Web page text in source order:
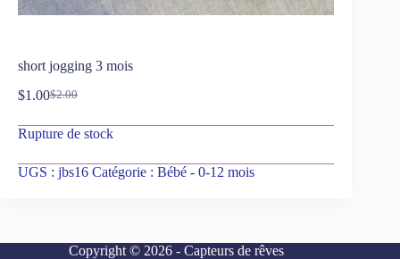
short jogging 3 mois
$2.00
$1.00
Rupture de stock
UGS : jbs16 Catégorie : Bébé - 0-12 mois
Copyright © 2026 - Capteurs de rêves